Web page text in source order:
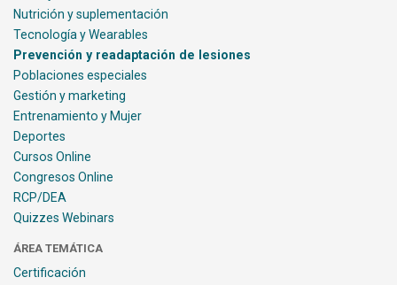
Nutrición y suplementación
Tecnología y Wearables
Prevención y readaptación de lesiones
Poblaciones especiales
Gestión y marketing
Entrenamiento y Mujer
Deportes
Cursos Online
Congresos Online
RCP/DEA
Quizzes Webinars
ÁREA TEMÁTICA
Certificación